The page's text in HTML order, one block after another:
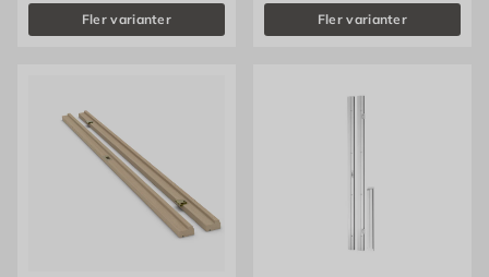
Fler varianter Fler varianter